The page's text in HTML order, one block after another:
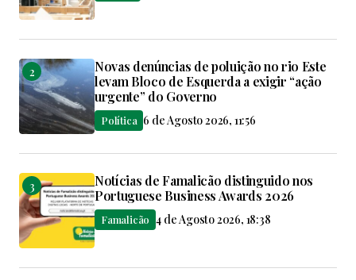
Novas denúncias de poluição no rio Este
levam Bloco de Esquerda a exigir “ação
urgente” do Governo
Política 6 de Agosto 2026, 11:56
Notícias de Famalicão distinguido nos
Portuguese Business Awards 2026
Famalicão 4 de Agosto 2026, 18:38